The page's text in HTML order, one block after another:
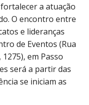
a atuação
O encontro entre
e lideranças
de Eventos (Rua
em Passo
será a partir das
se iniciam as